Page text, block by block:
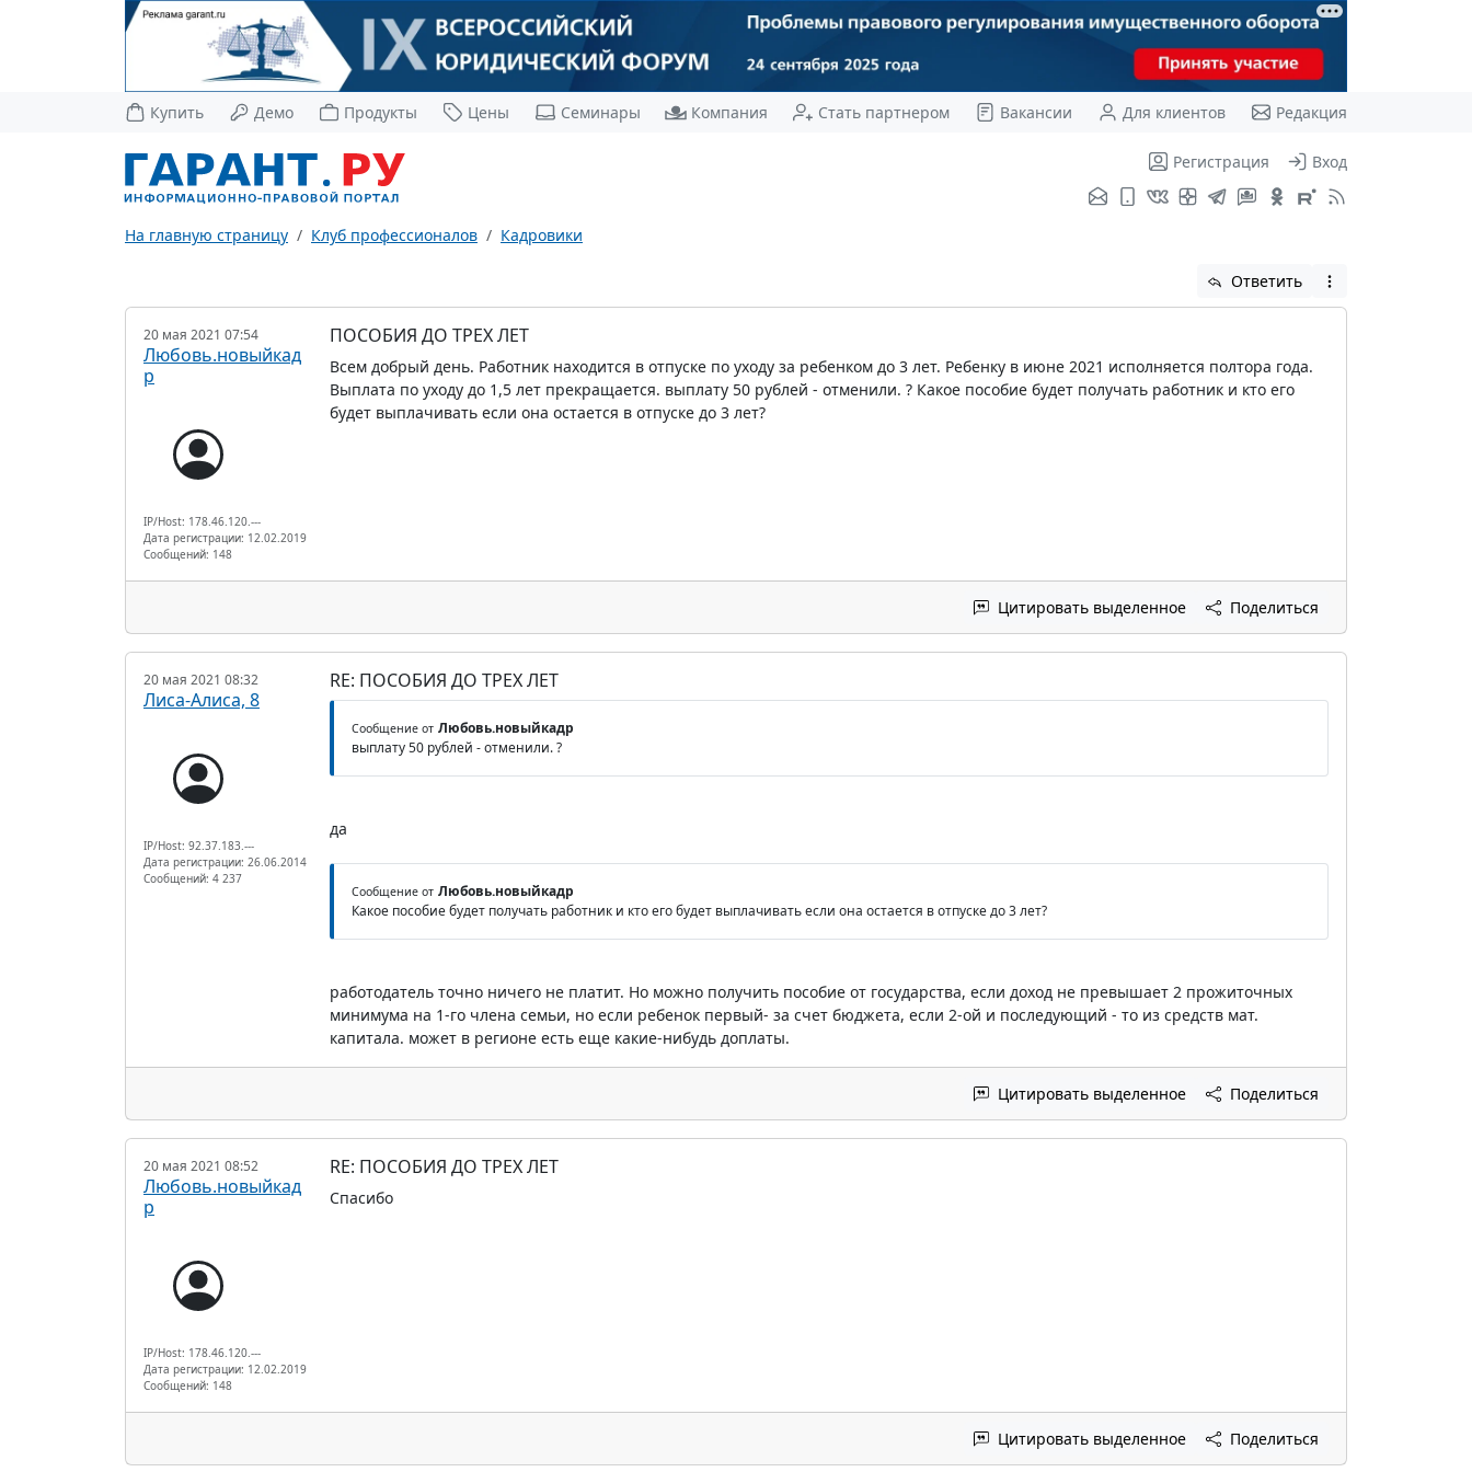
Купить Демо Продукты Цены Семинары Компания Стать партнером Вакансии Для клиентов Редакция
Регистрация Вход
На главную страницу Клуб профессионалов Кадровики
Ответить
20 мая 2021 07:54
Любовь.новыйкад
р
IP/Host: 178.46.120.---
Дата регистрации: 12.02.2019
Сообщений: 148
ПОСОБИЯ ДО ТРЕХ ЛЕТ
Всем добрый день. Работник находится в отпуске по уходу за ребенком до 3 лет. Ребенку в июне 2021 исполняется полтора года.
Выплата по уходу до 1,5 лет прекращается. выплату 50 рублей - отменили. ? Какое пособие будет получать работник и кто его
будет выплачивать если она остается в отпуске до 3 лет?
Цитировать выделенное Поделиться
20 мая 2021 08:32
Лиса-Алиса, 8
IP/Host: 92.37.183.---
Дата регистрации: 26.06.2014
Сообщений: 4 237
RE: ПОСОБИЯ ДО ТРЕХ ЛЕТ
Сообщение от Любовь.новыйкадр
выплату 50 рублей - отменили. ?
да
Сообщение от Любовь.новыйкадр
Какое пособие будет получать работник и кто его будет выплачивать если она остается в отпуске до 3 лет?
работодатель точно ничего не платит. Но можно получить пособие от государства, если доход не превышает 2 прожиточных
минимума на 1-го члена семьи, но если ребенок первый- за счет бюджета, если 2-ой и последующий - то из средств мат.
капитала. может в регионе есть еще какие-нибудь доплаты.
Цитировать выделенное Поделиться
20 мая 2021 08:52
Любовь.новыйкад
р
IP/Host: 178.46.120.---
Дата регистрации: 12.02.2019
Сообщений: 148
RE: ПОСОБИЯ ДО ТРЕХ ЛЕТ
Спасибо
Цитировать выделенное Поделиться